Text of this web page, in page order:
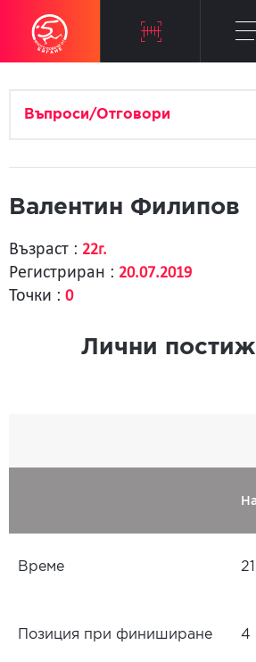
Въпроси/Отговори
Валентин Филипов
Възраст : 22г.
Регистриран : 20.07.2019
Точки : 0
Лични
Време
Позиция при финиширане 4